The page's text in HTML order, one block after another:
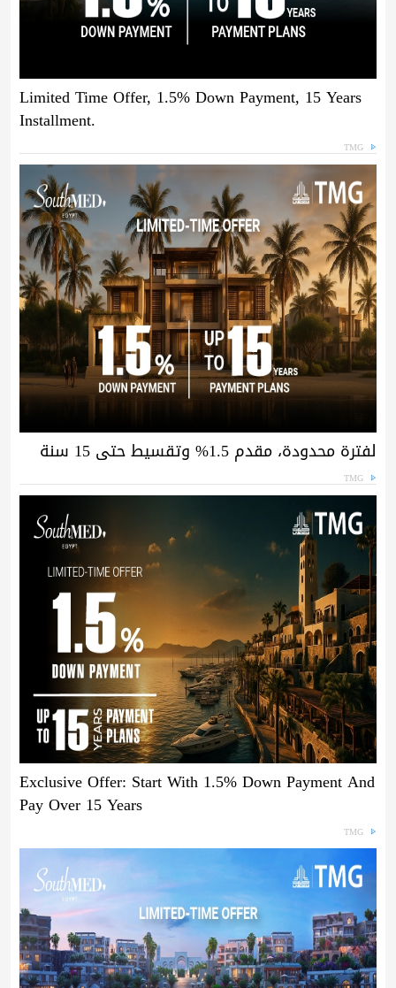
Limited Time Offer, 1.5% Down Payment, 15 Years
Installment.
TMG
لفترة محدودة، مقدم 1.5% وتقسيط حتى 15 سنة
TMG
Exclusive Offer: Start With 1.5% Down Payment And
Pay Over 15 Years
TMG